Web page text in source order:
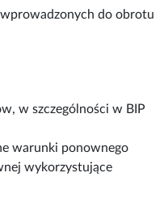
do obrotu
w szczególności w BIP
warunki ponownego
wykorzystujące